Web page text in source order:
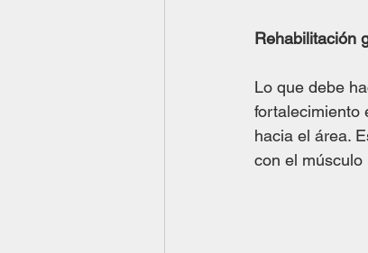
Rehabilitación
Lo que debe
fortalecimiento
hacia el área.
con el músculo